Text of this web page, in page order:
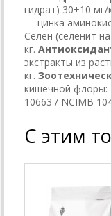
гидрат) 30+10
— цинка
Селен (селенит
кг.
экстракты из
кг.
кишечной флоры:
10663 / NCIMB
С этим